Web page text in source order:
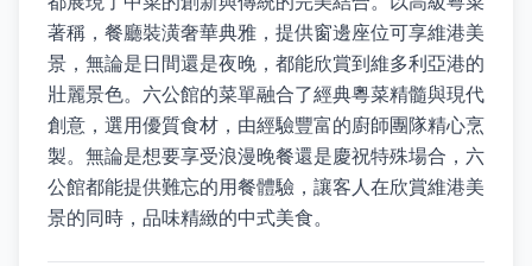
著稱，餐廳裝潢奢華典雅，提供窗邊座位可享維港美
景，無論是日間還是夜晚，都能欣賞到維多利亞港的
壯麗景色。六公館的菜單融合了經典粵菜精髓與現代
創意，選用優質食材，由經驗豐富的廚師團隊精心烹
製。無論是想要享受浪漫晚餐還是慶祝特殊場合，六
公館都能提供難忘的用餐體驗，讓客人在欣賞維港美
景的同時，品味精緻的中式美食。